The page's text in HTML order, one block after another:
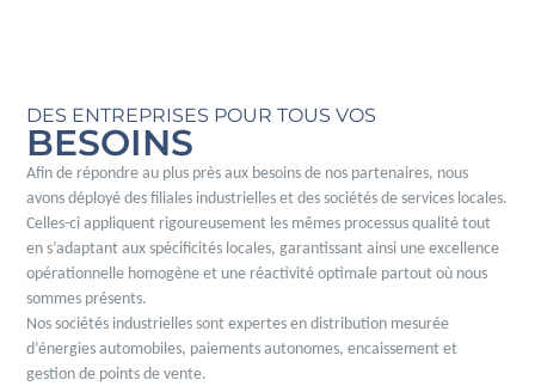
DES ENTREPRISES POUR TOUS VOS
BESOINS
Afin de répondre au plus près aux besoins de nos partenaires, nous
avons déployé des filiales industrielles et des sociétés de services locales.
Celles-ci appliquent rigoureusement les mêmes processus qualité tout
en s’adaptant aux spécificités locales, garantissant ainsi une excellence
opérationnelle homogène et une réactivité optimale partout où nous
sommes présents.
Nos sociétés industrielles sont expertes en distribution mesurée
d’énergies automobiles, paiements autonomes, encaissement et
gestion de points de vente.